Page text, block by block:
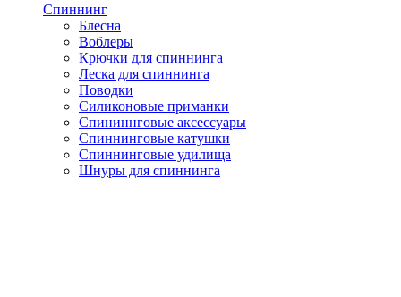
Спиннинг
Блесна
Воблеры
Крючки для спиннинга
Леска для спиннинга
Поводки
Силиконовые приманки
Спининнговые аксессуары
Спиннинговые катушки
Спиннинговые удилища
Шнуры для спиннинга